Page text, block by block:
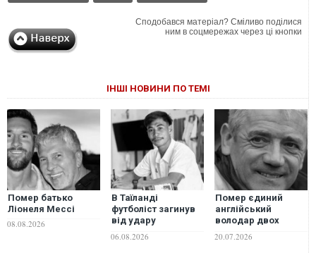
Сподобався матеріал? Сміливо поділися
ним в соцмережах через ці кнопки
ІНШІ НОВИНИ ПО ТЕМІ
Помер батько
Ліонеля Мессі
08.08.2026
В Таїланді
футболіст загинув
від удару
матчу: ще 12 людей
06.08.2026
Помер єдиний
англійський
володар двох
20.07.2026